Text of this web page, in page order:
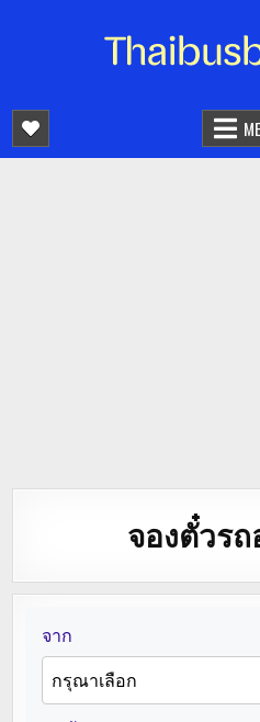
จองตั๋วรถออนไลน์ 24
จองตั๋วร